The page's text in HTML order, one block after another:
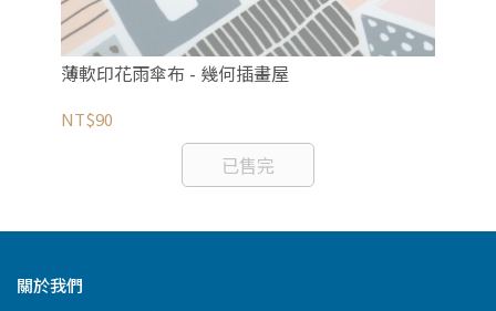
薄軟印花雨傘布 - 幾何插畫屋
NT$90
已售完
關於我們